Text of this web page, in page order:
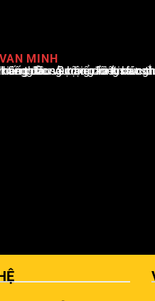
MINH
việc phân tích và báo cáo về các sự kiện thể thao hàng đầu. Sự hiểu biết sâu sắc của ông về ngành này đã giúp ông xây dựng uy